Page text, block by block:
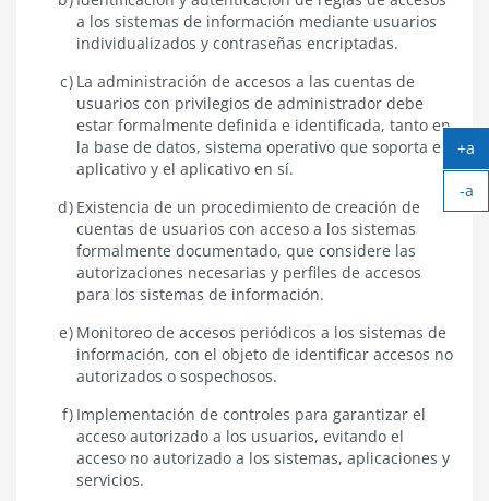
a los sistemas de información mediante usuarios
individualizados y contraseñas encriptadas.
La administración de accesos a las cuentas de
usuarios con privilegios de administrador debe
estar formalmente definida e identificada, tanto en
la base de datos, sistema operativo que soporta el
aplicativo y el aplicativo en sí.
Existencia de un procedimiento de creación de
cuentas de usuarios con acceso a los sistemas
formalmente documentado, que considere las
autorizaciones necesarias y perfiles de accesos
para los sistemas de información.
Monitoreo de accesos periódicos a los sistemas de
información, con el objeto de identificar accesos no
autorizados o sospechosos.
Implementación de controles para garantizar el
acceso autorizado a los usuarios, evitando el
acceso no autorizado a los sistemas, aplicaciones y
servicios.
+a
-a